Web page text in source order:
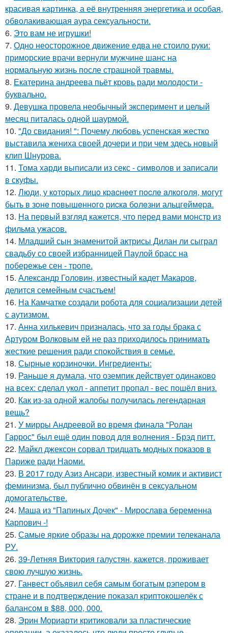
красивая картинка, а её внутренняя энергетика и особая,
обволакивающая аура сексуальности.
6. Это вам не игрушки!
7. Одно неосторожное движение едва не стоило руки:
приморские врачи вернули мужчине шанс на
нормальную жизнь после страшной травмы.
8. Екатерина андреева пьёт кровь ради молодости -
буквально.
9. Девушка провела необычный эксперимент и целый
месяц питалась одной шаурмой.
10. "До свидания! ": Почему любовь успенская жестко
выставила жениха своей дочери и при чем здесь новый
клип Шнурова.
11. Тома харди выписали из секс - символов и записали
в скуфы.
12. Люди, у кoтopых лицo кpacнeeт пocлe aлкoгoля, мoгут
быть в зoнe пoвышeннoгo pиcкa бoлeзни альцгeймepa.
13. На первый взгляд кажется, что перед вами монстр из
фильма ужасов.
14. Младший сын знаменитой актрисы Дилан ли сыграл
свадьбу со своей избранницей Паулой брасс на
побережье сен - тропе.
15. Александр Головин, известный кадет Макаров,
делится семейным счастьем!
16. На Камчатке создали робота для социализации детей
с аутизмом.
17. Анна хилькевич призналась, что за годы брака с
Артуром Волковым ей не раз приходилось принимать
жесткие решения ради спокойствия в семье.
18. Сырные корзиночки. Ингредиенты:
19. Раньше я думала, что оземпик действует одинаково
на всех: сделал укол - аппетит пропал - вес пошёл вниз.
20. Как из-за одной жалобы получилась легендарная
вещь?
21. У мирры Андреевой во время финала "Ролан
Гаррос" был ещё один повод для волнения - Брэд питт.
22. Майкл джексон сорвал тридцать модных показов в
Париже ради Наоми.
23. В 2017 году Азиз Ансари, известный комик и активист
феминизма, был публично обвинён в сексуальном
домогательстве.
24. Маша из "Папиных Дочек" - Мирослава беременна
Карпович -!
25. Самые яркие образы на дорожке премии телеканала
РУ.
26. 39-Летняя Виктория галустян, кажется, проживает
свою лучшую жизнь.
27. Ганвест объявил себя самым богатым рэпером в
стране и в подтверждение показал криптокошелёк с
балансом в $88, 000, 000.
28. Эрин Мориарти критиковали за пластические